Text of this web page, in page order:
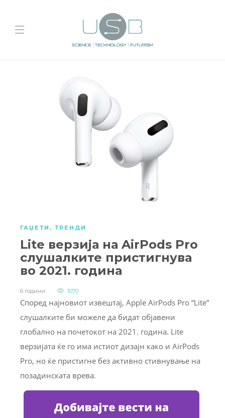
ГАЏЕТИ , ТРЕНДИ
Lite верзија на AirPods Pro
слушалките пристигнува
во 2021. година
6 години 1070
Според најновиот извештај, Apple AirPods Pro “Lite”
слушалките би можеле да бидат објавени
глобално на почетокот на 2021. година. Lite
верзијата ќе го има истиот дизајн како и AirPods
Pro, но ќе пристигне без активно стивнување на
позадинската врева.